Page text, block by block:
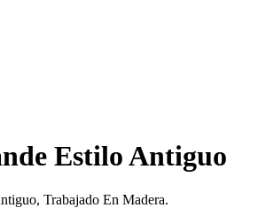
Estilo Antiguo
Trabajado En Madera.